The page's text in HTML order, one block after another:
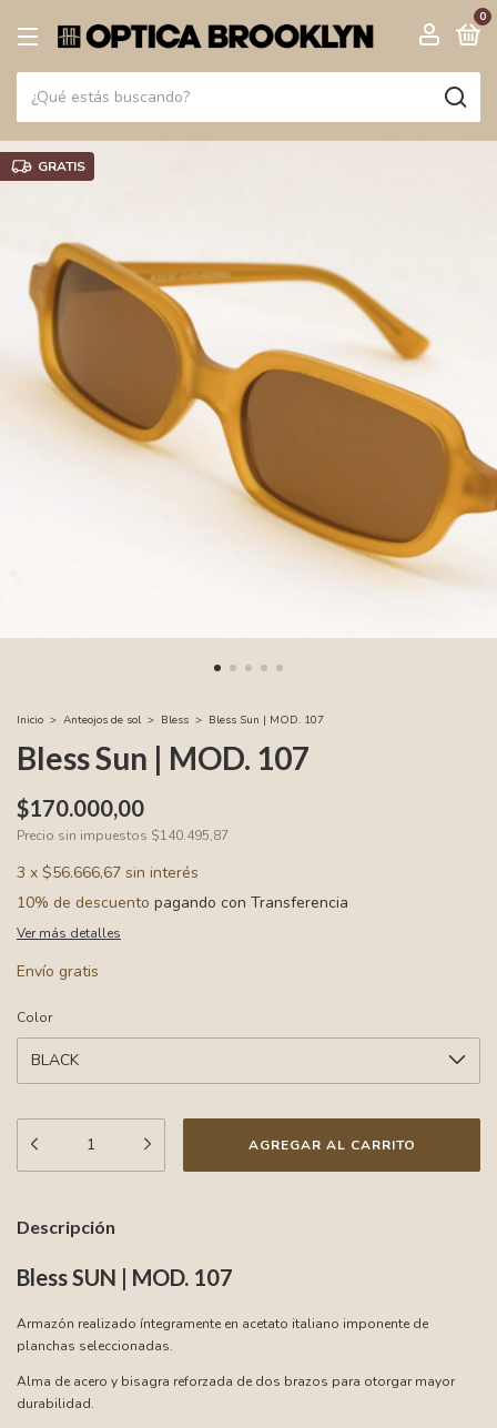
0
GRATIS
Inicio > Anteojos de sol > Bless > Bless Sun | MOD. 107
Bless Sun | MOD. 107
$170.000,00
Precio sin impuestos $140.495,87
3 x $56.666,67 sin interés
10% de descuento pagando con Transferencia
Ver más detalles
Envío gratis
Color
Descripción
Bless SUN | MOD. 107
Armazón realizado íntegramente en acetato italiano imponente de
planchas seleccionadas.
Alma de acero y bisagra reforzada de dos brazos para otorgar mayor
durabilidad.